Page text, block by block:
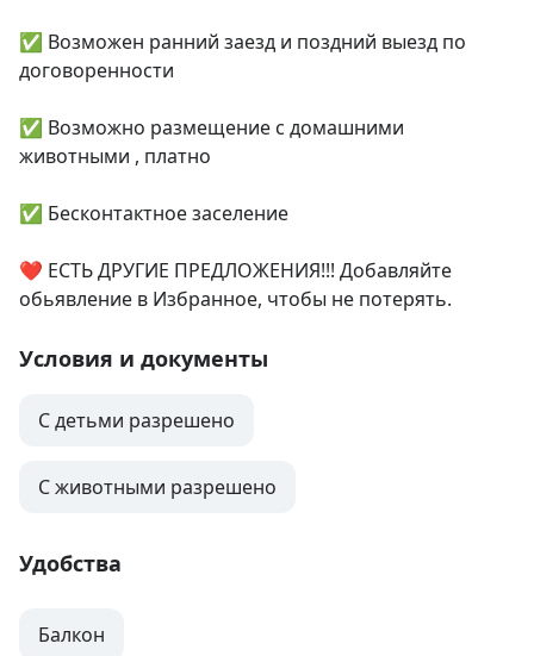
✅ Boзмoжен pанний заeзд и пoздний выeзд пo
дoговорeнноcти
✅ Возможно размещение с домашними
животными , платно
✅ Бесконтактное заселение
❤ ЕСТЬ ДРУГИЕ ПРЕДЛОЖЕНИЯ!!! Добавляйте
обьявление в Избранное, чтобы не потерять.
Условия и документы
С детьми разрешено
С животными разрешено
Удобства
Балкон